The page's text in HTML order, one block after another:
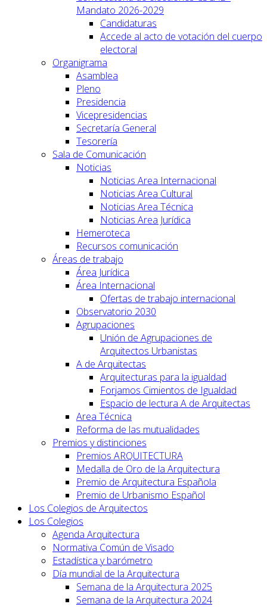
Mandato 2026-2029
Candidaturas
Accede al acto de votación del cuerpo
electoral
Organigrama
Asamblea
Pleno
Presidencia
Vicepresidencias
Secretaría General
Tesorería
Sala de Comunicación
Noticias
Noticias Area Internacional
Noticias Area Cultural
Noticias Area Técnica
Noticias Area Jurídica
Hemeroteca
Recursos comunicación
Áreas de trabajo
Área Jurídica
Área Internacional
Ofertas de trabajo internacional
Observatorio 2030
Agrupaciones
Unión de Agrupaciones de
Arquitectos Urbanistas
A de Arquitectas
Arquitecturas para la igualdad
Forjamos Cimientos de Igualdad
Espacio de lectura A de Arquitectas
Area Técnica
Reforma de las mutualidades
Premios y distinciones
Premios ARQUITECTURA
Medalla de Oro de la Arquitectura
Premio de Arquitectura Española
Premio de Urbanismo Español
Los Colegios de Arquitectos
Los Colegios
Agenda Arquitectura
Normativa Común de Visado
Estadística y barómetro
Día mundial de la Arquitectura
Semana de la Arquitectura 2025
Semana de la Arquitectura 2024